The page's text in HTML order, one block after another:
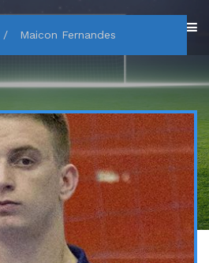
FERNANDES
/ Maicon Fernandes